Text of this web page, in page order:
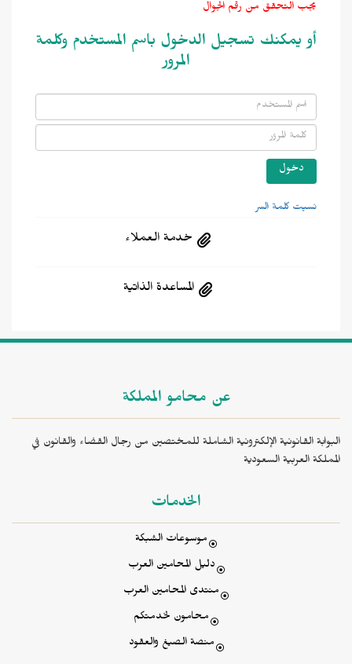
يجب التحقق من رقم الجوال
أو يمكنك تسجيل الدخول باسم المستخدم وكلمة
المرور
نسيت كلمة السر
خدمة العملاء
المساعدة الذاتية
عن محامو المملكة
البوابة القانونية الإلكترونية الشاملة للمختصين من رجال القضاء والقانون في
المملكة العربية السعودية
الخدمات
موسوعات الشبكة
دليل المحامين العرب
منتدى المحامين العرب
محامون لخدمتكم
منصة الصيغ والعقود